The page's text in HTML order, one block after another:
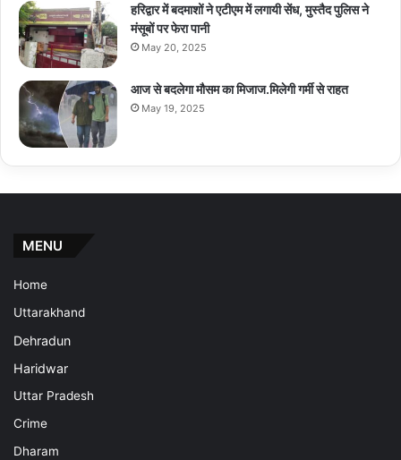
हरिद्वार में बदमाशों ने एटीएम में लगायी सेंध, मुस्तैद पुलिस ने
मंसूबों पर फेरा पानी
May 20, 2025
आज से बदलेगा मौसम का मिजाज.मिलेगी गर्मी से राहत
May 19, 2025
MENU
Home
Uttarakhand
Dehradun
Haridwar
Uttar Pradesh
Crime
Dharam